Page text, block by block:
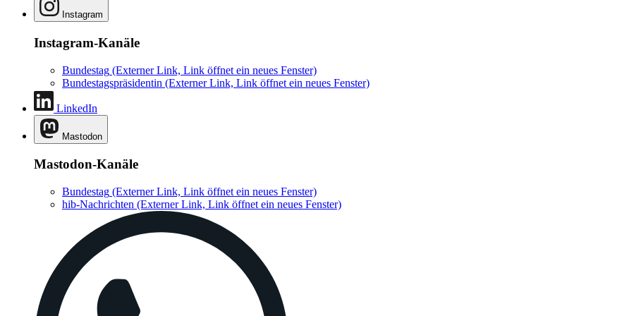
Instagram
Instagram-Kanäle
Bundestag (Externer Link, Link öffnet ein neues Fenster)
Bundestagspräsidentin (Externer Link, Link öffnet ein neues Fenster)
LinkedIn
Mastodon
Mastodon-Kanäle
Bundestag (Externer Link, Link öffnet ein neues Fenster)
hib-Nachrichten (Externer Link, Link öffnet ein neues Fenster)